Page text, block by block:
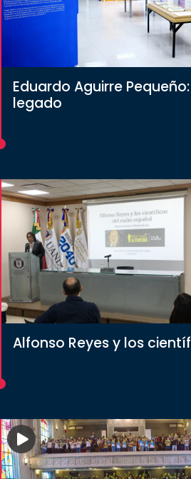
Eduardo Aguirre
legado
Alfonso Reyes y los